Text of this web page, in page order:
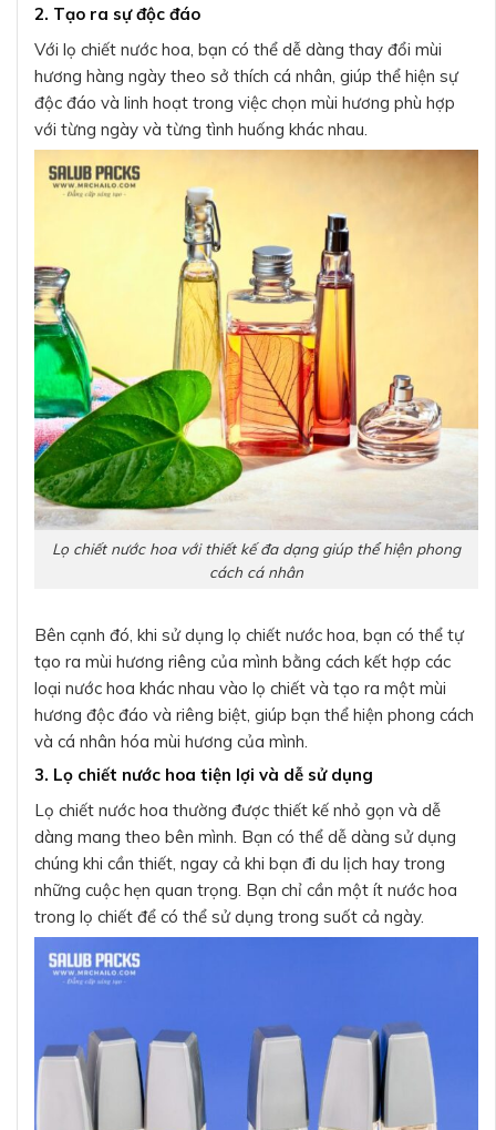
2. Tạo ra sự độc đáo
Với lọ chiết nước hoa, bạn có thể dễ dàng thay đổi mùi
hương hàng ngày theo sở thích cá nhân, giúp thể hiện sự
độc đáo và linh hoạt trong việc chọn mùi hương phù hợp
với từng ngày và từng tình huống khác nhau.
Lọ chiết nước hoa với thiết kế đa dạng giúp thể hiện phong
cách cá nhân
Bên cạnh đó, khi sử dụng lọ chiết nước hoa, bạn có thể tự
tạo ra mùi hương riêng của mình bằng cách kết hợp các
loại nước hoa khác nhau vào lọ chiết và tạo ra một mùi
hương độc đáo và riêng biệt, giúp bạn thể hiện phong cách
và cá nhân hóa mùi hương của mình.
3. Lọ chiết nước hoa tiện lợi và dễ sử dụng
Lọ chiết nước hoa thường được thiết kế nhỏ gọn và dễ
dàng mang theo bên mình. Bạn có thể dễ dàng sử dụng
chúng khi cần thiết, ngay cả khi bạn đi du lịch hay trong
những cuộc hẹn quan trọng. Bạn chỉ cần một ít nước hoa
trong lọ chiết để có thể sử dụng trong suốt cả ngày.